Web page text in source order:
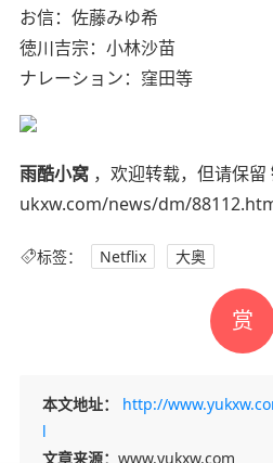
お信：佐藤みゆ希
徳川吉宗：小林沙苗
ナレーション：窪田等
雨酷小窝 ，欢迎转载，但请保留
ukxw.com/news/dm/
标签： Netflix 大奥
赏
本文地址：
http://
l
文章来源： www.yukxw.com